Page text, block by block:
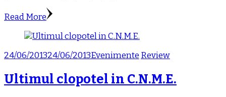
Read More
24/06/201324/06/2013Evenimente Review
Ultimul clopotel in C.N.M.E.